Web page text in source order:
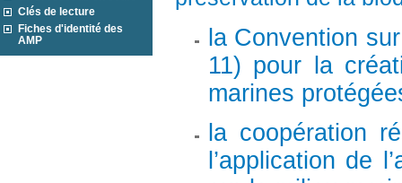
Clés de lecture
Fiches d'identité des
AMP
la Convention
11) pour la
marines
la coopération
l’application de